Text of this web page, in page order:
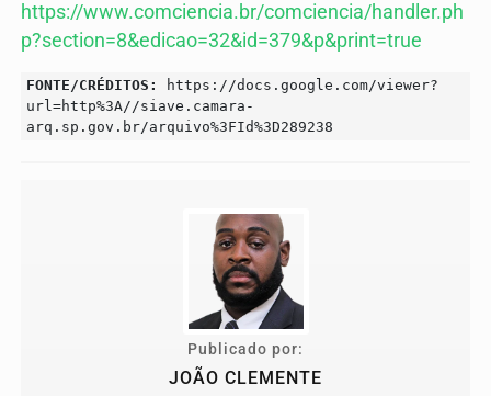
https://www.comciencia.br/comciencia/handler.ph
p?section=8&edicao=32&id=379&p&print=true
FONTE/CRÉDITOS:
https://docs.google.com/viewer?
url=http%3A//siave.camara-
arq.sp.gov.br/arquivo%3FId%3D289238
Publicado por:
JOÃO CLEMENTE